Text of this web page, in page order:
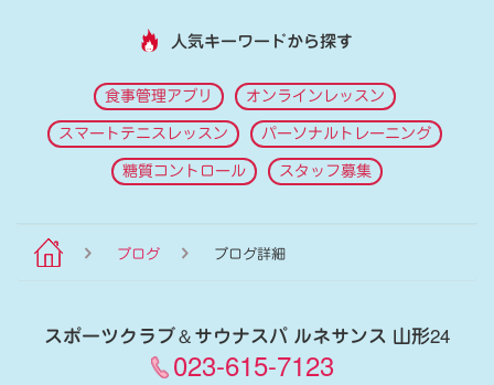
人気キーワードから探す
食事管理アプリ オンラインレッスン
スマートテニスレッスン パーソナルトレーニング
糖質コントロール スタッフ募集
ブログ ブログ詳細
スポーツクラブ＆サウナスパ ルネサンス 山形24
023-615-7123